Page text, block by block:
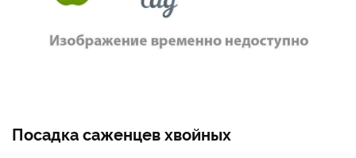
Посадка саженцев хвойных